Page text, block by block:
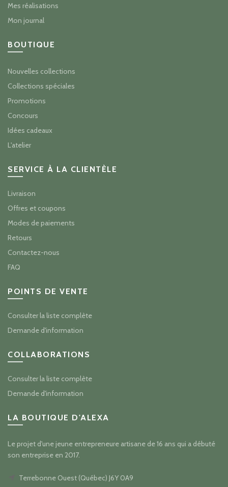
Mes réalisations
Mon journal
BOUTIQUE
Nouvelles collections
Collections spéciales
Promotions
Concours
Idées cadeaux
L'atelier
SERVICE À LA CLIENTÈLE
Livraison
Offres et coupons
Modes de paiements
Retours
Contactez-nous
FAQ
POINTS DE VENTE
Consulter la liste complète
Demande d'information
COLLABORATIONS
Consulter la liste complète
Demande d'information
LA BOUTIQUE D'ALEXA
Le projet d'une jeune entrepreneure artisane de 16 ans qui a débuté
son entreprise en 2017.
Terrebonne Ouest (Québec) J6Y 0A9